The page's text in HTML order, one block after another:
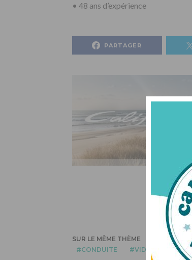
• 48 ans d’expérience
PARTAGER
SUR LE MÊME THÈME
CONDUITE
VIDÉO